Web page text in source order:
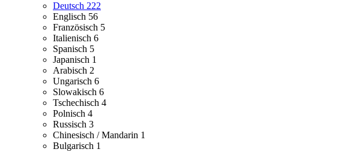
Deutsch 222
Englisch 56
Französisch 5
Italienisch 6
Spanisch 5
Japanisch 1
Arabisch 2
Ungarisch 6
Slowakisch 6
Tschechisch 4
Polnisch 4
Russisch 3
Chinesisch / Mandarin 1
Bulgarisch 1